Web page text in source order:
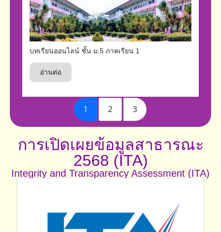
บทเรียนออนไลน์ ชั้น ม.5 ภาคเรียน 1
อ่านต่อ
1 2 3
การเปิดเผยข้อมูลสาธารณะ
2568 (ITA)
Integrity and Transparency Assessment (ITA)